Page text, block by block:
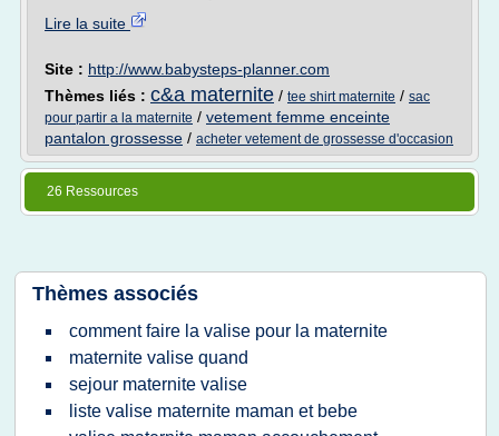
Lire la suite
Site : http://www.babysteps-planner.com
Thèmes liés : c&a maternite / tee shirt maternite / sac
pour partir a la maternite / vetement femme enceinte
pantalon grossesse / acheter vetement de grossesse d'occasion
26 Ressources
Thèmes associés
comment faire la valise pour la maternite
maternite valise quand
sejour maternite valise
liste valise maternite maman et bebe